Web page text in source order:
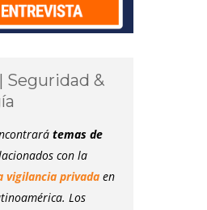
| Seguridad &
temas de
con la
vigilancia privada en
Los